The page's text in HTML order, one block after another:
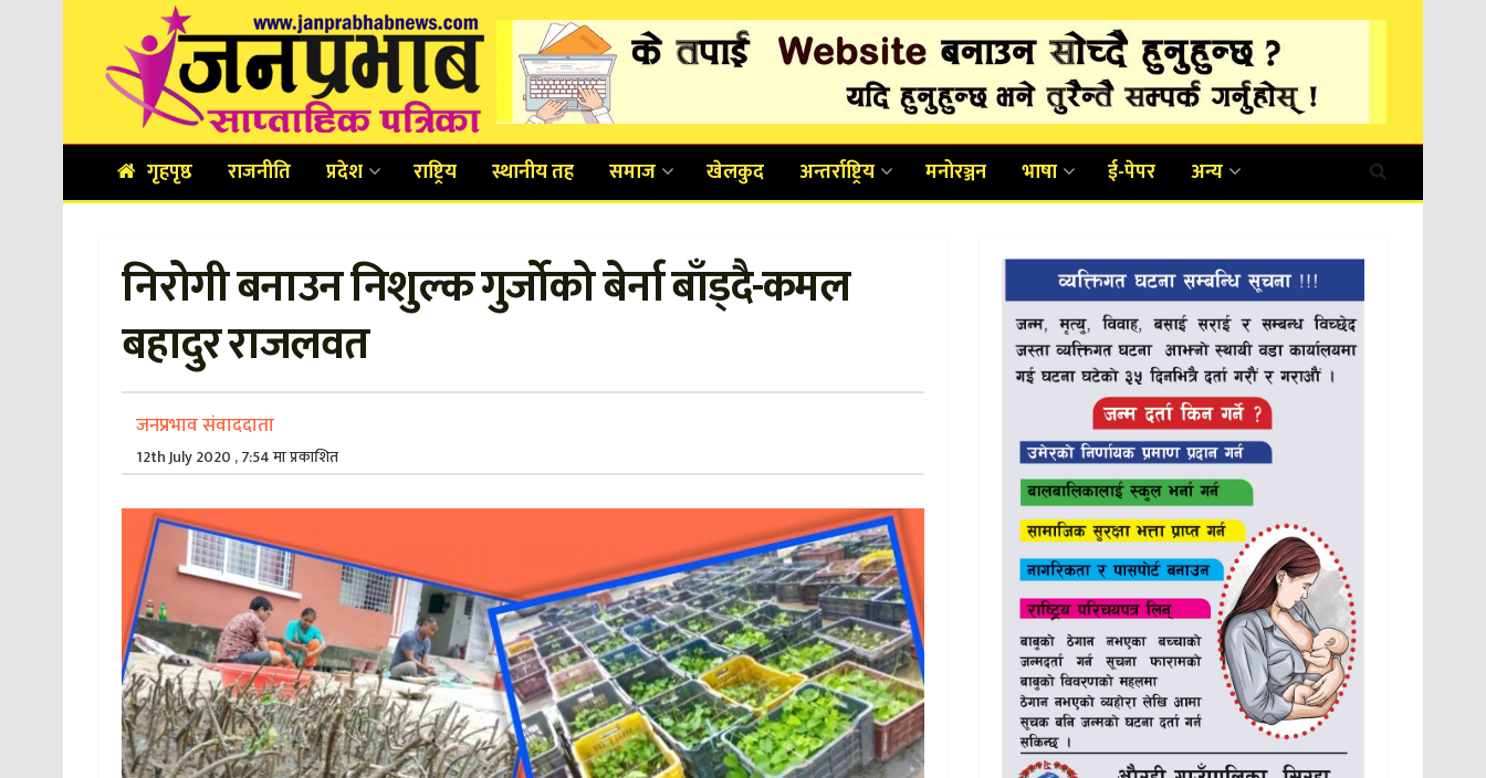
गृहपृष्ठ राजनीति प्रदेश राष्ट्रिय स्थानीय तह समाज खेलकुद अन्तर्राष्ट्रिय मनोरञ्जन भाषा ई-पेपर अन्य
निरोगी बनाउन निशुल्क गुर्जोको बेर्ना बाँड्दै-कमल
बहादुर राजलवत
जनप्रभाव संवाददाता
12th July 2020 , 7:54 मा प्रकाशित